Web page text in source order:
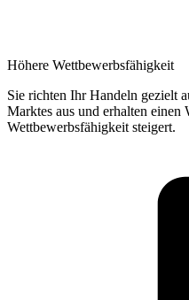
Höhere Wettbewerbsfähigkeit
Sie richten Ihr Handeln gezielt
Marktes aus und erhalten einen
Wettbewerbsfähigkeit steigert.